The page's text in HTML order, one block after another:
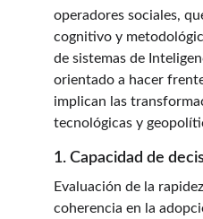
operadores sociales,
cognitivo y
de sistemas de
orientado a hacer
implican las
tecnológicas y
1. Capacidad de
Evaluación de la
coherencia en la